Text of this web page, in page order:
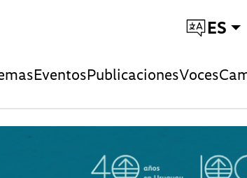
ES
EventosPublicacionesVoces